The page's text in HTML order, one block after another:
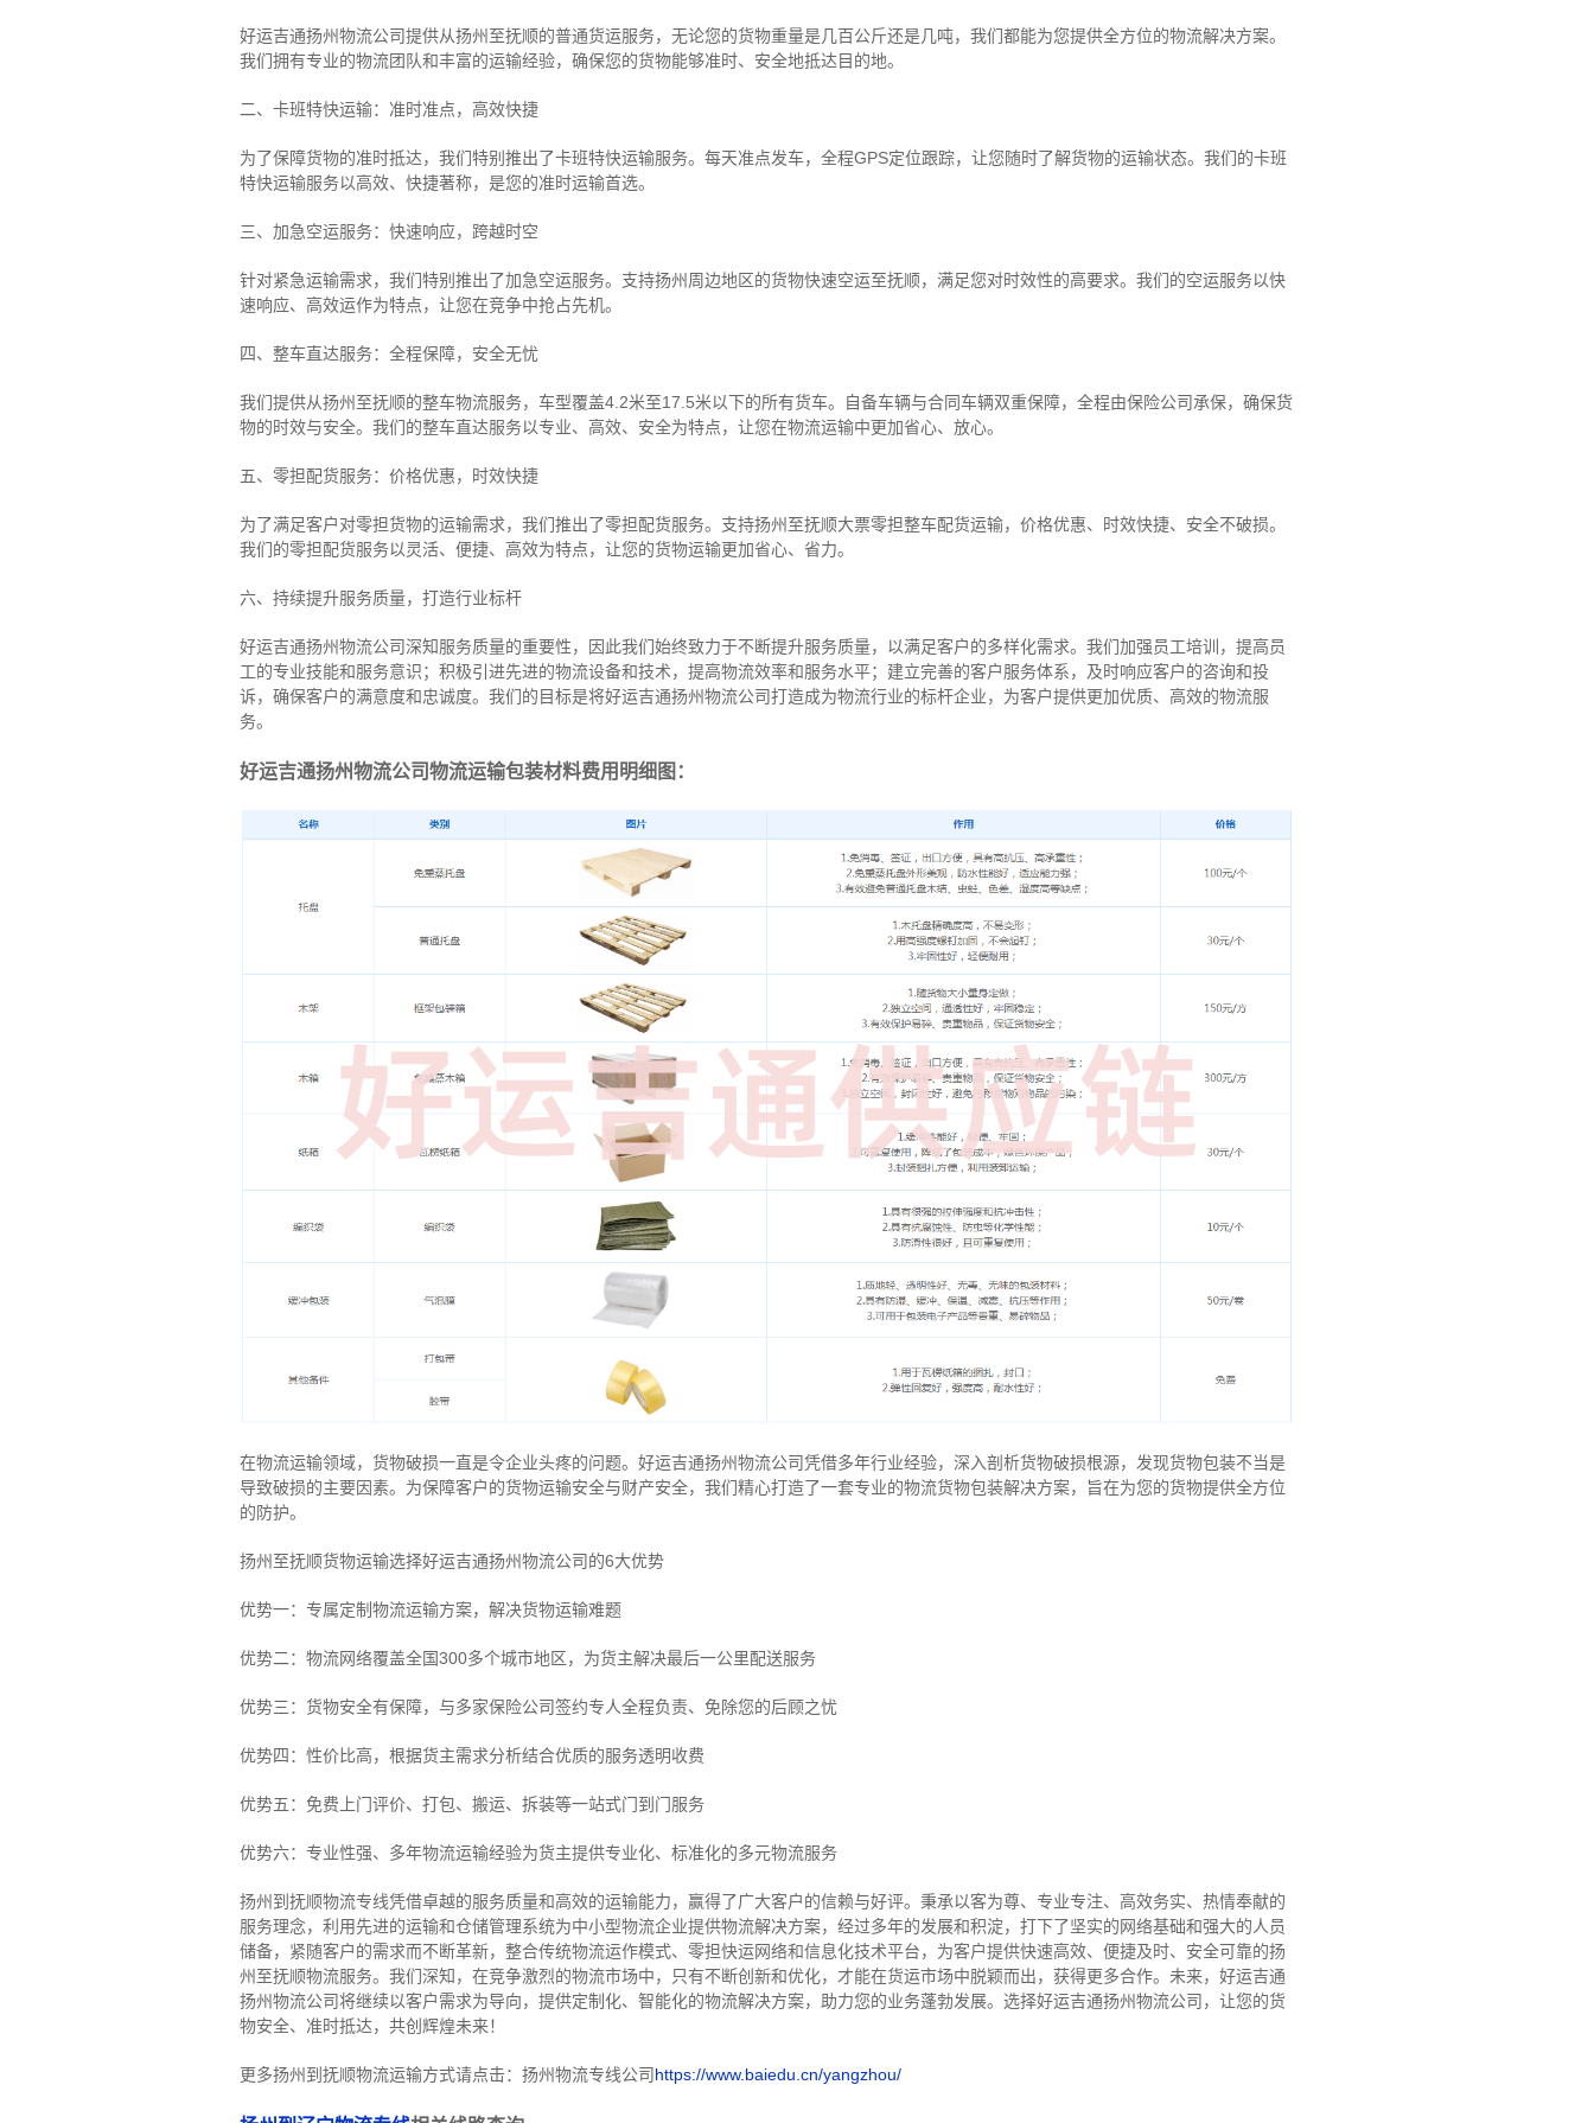
好运吉通扬州物流公司提供从扬州至抚顺的普通货运服务，无论您的货物重量是几百公斤还是几吨，我们都能为您提供全方位的物流解决方案。
我们拥有专业的物流团队和丰富的运输经验，确保您的货物能够准时、安全地抵达目的地。
二、卡班特快运输：准时准点，高效快捷
为了保障货物的准时抵达，我们特别推出了卡班特快运输服务。每天准点发车，全程GPS定位跟踪，让您随时了解货物的运输状态。我们的卡班
特快运输服务以高效、快捷著称，是您的准时运输首选。
三、加急空运服务：快速响应，跨越时空
针对紧急运输需求，我们特别推出了加急空运服务。支持扬州周边地区的货物快速空运至抚顺，满足您对时效性的高要求。我们的空运服务以快
速响应、高效运作为特点，让您在竞争中抢占先机。
四、整车直达服务：全程保障，安全无忧
我们提供从扬州至抚顺的整车物流服务，车型覆盖4.2米至17.5米以下的所有货车。自备车辆与合同车辆双重保障，全程由保险公司承保，确保货
物的时效与安全。我们的整车直达服务以专业、高效、安全为特点，让您在物流运输中更加省心、放心。
五、零担配货服务：价格优惠，时效快捷
为了满足客户对零担货物的运输需求，我们推出了零担配货服务。支持扬州至抚顺大票零担整车配货运输，价格优惠、时效快捷、安全不破损。
我们的零担配货服务以灵活、便捷、高效为特点，让您的货物运输更加省心、省力。
六、持续提升服务质量，打造行业标杆
好运吉通扬州物流公司深知服务质量的重要性，因此我们始终致力于不断提升服务质量，以满足客户的多样化需求。我们加强员工培训，提高员
工的专业技能和服务意识；积极引进先进的物流设备和技术，提高物流效率和服务水平；建立完善的客户服务体系，及时响应客户的咨询和投
诉，确保客户的满意度和忠诚度。我们的目标是将好运吉通扬州物流公司打造成为物流行业的标杆企业，为客户提供更加优质、高效的物流服
务。
好运吉通扬州物流公司物流运输包装材料费用明细图：
在物流运输领域，货物破损一直是令企业头疼的问题。好运吉通扬州物流公司凭借多年行业经验，深入剖析货物破损根源，发现货物包装不当是
导致破损的主要因素。为保障客户的货物运输安全与财产安全，我们精心打造了一套专业的物流货物包装解决方案，旨在为您的货物提供全方位
的防护。
扬州至抚顺货物运输选择好运吉通扬州物流公司的6大优势
优势一：专属定制物流运输方案，解决货物运输难题
优势二：物流网络覆盖全国300多个城市地区，为货主解决最后一公里配送服务
优势三：货物安全有保障，与多家保险公司签约专人全程负责、免除您的后顾之忧
优势四：性价比高，根据货主需求分析结合优质的服务透明收费
优势五：免费上门评价、打包、搬运、拆装等一站式门到门服务
优势六：专业性强、多年物流运输经验为货主提供专业化、标准化的多元物流服务
扬州到抚顺物流专线凭借卓越的服务质量和高效的运输能力，赢得了广大客户的信赖与好评。 秉承以客为尊、专业专注、高效务实、热情奉献的
服务理念，利用先进的运输和仓储管理系统为中小型物流企业提供物流解决方案，经过多年的发展和积淀，打下了坚实的网络基础和强大的人员
储备，紧随客户的需求而不断革新，整合传统物流运作模式、零担快运网络和信息化技术平台，为客户提供快速高效、便捷及时、安全可靠的扬
州至抚顺物流服务。 我们深知，在竞争激烈的物流市场中，只有不断创新和优化，才能在货运市场中脱颖而出，获得更多合作。 未来，好运吉通
扬州物流公司将继续以客户需求为导向，提供定制化、智能化的物流解决方案，助力您的业务蓬勃发展。选择好运吉通扬州物流公司，让您的货
物安全、准时抵达，共创辉煌未来！
更多扬州到抚顺物流运输方式请点击：扬州物流专线公司https://www.baiedu.cn/yangzhou/